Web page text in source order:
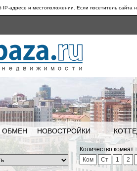
адресе и местоположении. Если посетитель сайта
ОБМЕН НОВОСТРОЙКИ
Количество комнат
Ком
Ст 1 2